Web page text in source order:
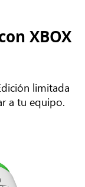
XBOX
limitada
a tu equipo.